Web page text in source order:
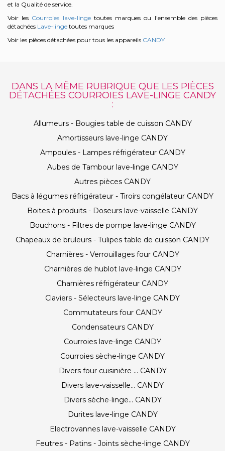
et la Qualité de service.
Voir les Courroies lave-lingetoutes marques ou l'ensemble des pièces
détachées Lave-linge toutes marques
Voir les pièces détachées pour tous les appareils CANDY
DANS LA MÊME RUBRIQUE QUE LES PIÈCES
DÉTACHÉES COURROIES LAVE-LINGE CANDY
:
Allumeurs - Bougies table de cuisson CANDY
Amortisseurs lave-linge CANDY
Ampoules - Lampes réfrigérateur CANDY
Aubes de Tambour lave-linge CANDY
Autres pièces CANDY
Bacs à légumes réfrigérateur - Tiroirs congélateur CANDY
Boites à produits - Doseurs lave-vaisselle CANDY
Bouchons - Filtres de pompe lave-linge CANDY
Chapeaux de bruleurs - Tulipes table de cuisson CANDY
Charnières - Verrouillages four CANDY
Charnières de hublot lave-linge CANDY
Charnières réfrigérateur CANDY
Claviers - Sélecteurs lave-linge CANDY
Commutateurs four CANDY
Condensateurs CANDY
Courroies lave-linge CANDY
Courroies sèche-linge CANDY
Divers four cuisinière ... CANDY
Divers lave-vaisselle... CANDY
Divers sèche-linge... CANDY
Durites lave-linge CANDY
Electrovannes lave-vaisselle CANDY
Feutres - Patins - Joints sèche-linge CANDY